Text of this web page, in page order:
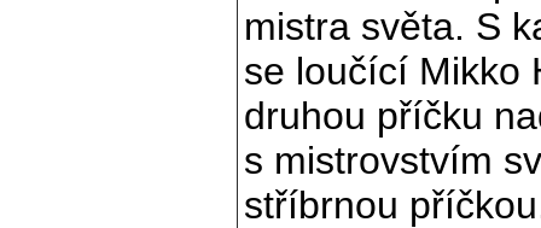
mistra světa. S
se loučící Mikko
druhou příčku
s mistrovstvím
stříbrnou